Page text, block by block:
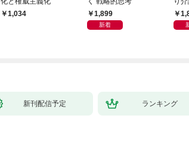
1,034
1,899
新着
専
対策
新刊配信予定 ランキング